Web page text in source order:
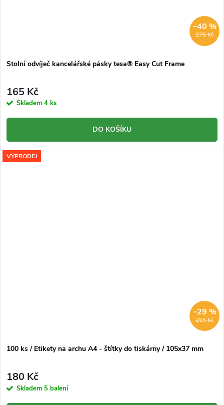
275 Kč
–40 %
Stolní odvíječ kancelářské pásky tesa® Easy Cut Frame
165 Kč
Skladem 4 ks
DO KOŠÍKU
VÝPRODEJ
255 Kč
–29 %
100 ks / Etikety na archu A4 - štítky do tiskárny / 105x37 mm
180 Kč
Skladem 5 balení